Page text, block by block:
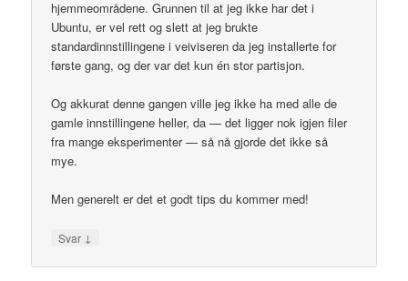
hjemmeområdene. Grunnen til at jeg ikke har det i
Ubuntu, er vel rett og slett at jeg brukte
standardinnstillingene i veiviseren da jeg installerte for
første gang, og der var det kun én stor partisjon.
Og akkurat denne gangen ville jeg ikke ha med alle de
gamle innstillingene heller, da — det ligger nok igjen filer
fra mange eksperimenter — så nå gjorde det ikke så
mye.
Men generelt er det et godt tips du kommer med!
Svar ↓